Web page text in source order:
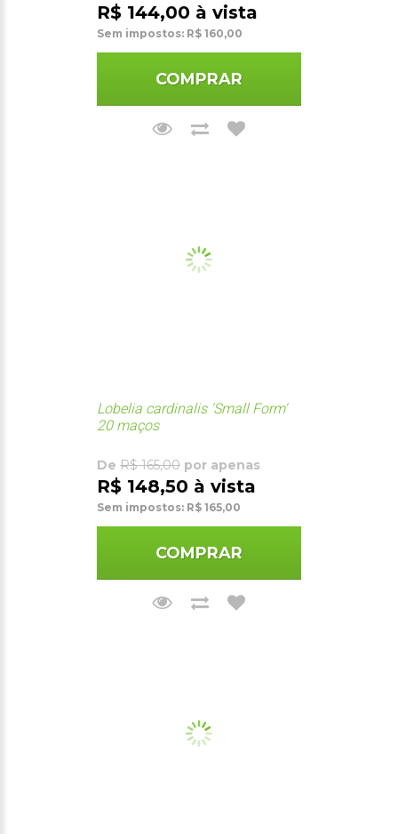
R$ 144,00 à vista
Sem impostos: R$ 160,00
COMPRAR
Lobelia cardinalis 'Small Form'
20 maços
De R$ 165,00 por apenas
R$ 148,50 à vista
Sem impostos: R$ 165,00
COMPRAR